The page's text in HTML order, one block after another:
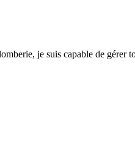
je suis capable de